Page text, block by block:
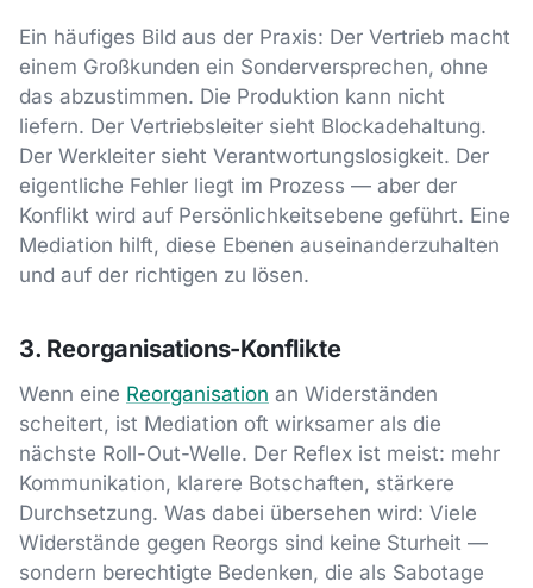
Ein häufiges Bild aus der Praxis: Der Vertrieb macht
einem Großkunden ein Sonderversprechen, ohne
das abzustimmen. Die Produktion kann nicht
liefern. Der Vertriebsleiter sieht Blockadehaltung.
Der Werkleiter sieht Verantwortungslosigkeit. Der
eigentliche Fehler liegt im Prozess — aber der
Konflikt wird auf Persönlichkeitsebene geführt. Eine
Mediation hilft, diese Ebenen auseinanderzuhalten
und auf der richtigen zu lösen.
3. Reorganisations-Konflikte
Wenn eine Reorganisation an Widerständen
scheitert, ist Mediation oft wirksamer als die
nächste Roll-Out-Welle. Der Reflex ist meist: mehr
Kommunikation, klarere Botschaften, stärkere
Durchsetzung. Was dabei übersehen wird: Viele
Widerstände gegen Reorgs sind keine Sturheit —
sondern berechtigte Bedenken, die als Sabotage